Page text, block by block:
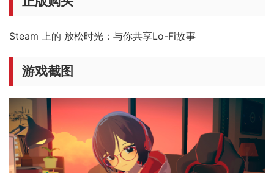
Steam 上的 放松时光：与你共享Lo-Fi故事
游戏截图